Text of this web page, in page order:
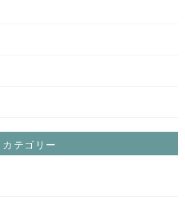
カテゴリー